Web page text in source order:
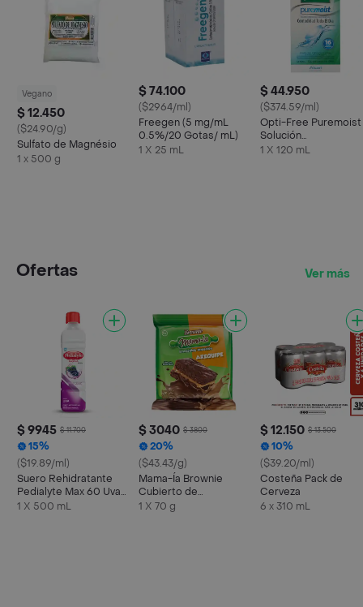
Vegano
$ 12.450
($24.90/g)
Sulfato de Magnésio
1 x 500 g
$ 74.100
($2964/ml)
Freegen (5 mg/mL
0.5%/20 Gotas/ mL)
1 X 25 mL
$ 44.950
($374.59/ml)
Opti-Free Puremoist
Solución
Desinfectante
1 X 120 mL
Ofertas Ver más
$ 9945 $ 11.700
15%
($19.89/ml)
Suero Rehidratante
Pedialyte Max 60 Uva
Frasco 500 mL
1 X 500 mL
$ 3040 $ 3800
20%
($43.43/g)
Mama-Ía Brownie
Cubierto de
Chocolate Relleno
1 X 70 g
$ 12.150 $ 13.500
10%
($39.20/ml)
Costeña Pack de
Cerveza
6 x 310 mL